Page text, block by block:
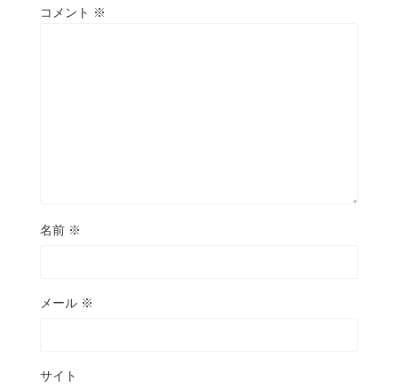
コメント ※
名前 ※
メール ※
サイト